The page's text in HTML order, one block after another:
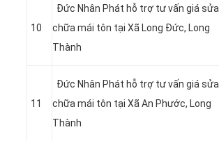
10
Đức Nhân Phát hỗ trợ tư vấn giá sửa
chữa mái tôn tại Xã Long Đức, Long
Thành
11
Đức Nhân Phát hỗ trợ tư vấn giá sửa
chữa mái tôn tại Xã An Phước, Long
Thành